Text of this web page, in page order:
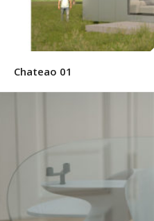
Chateao 01